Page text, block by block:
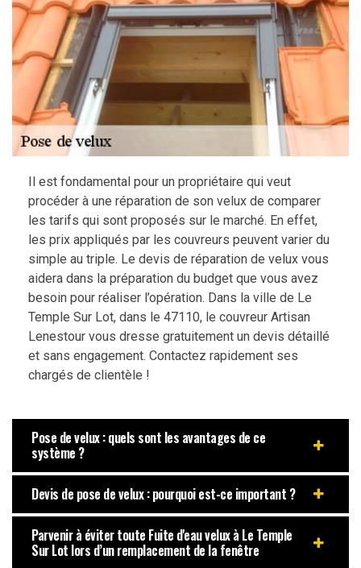
Il est fondamental pour un propriétaire qui veut
procéder à une réparation de son velux de comparer
les tarifs qui sont proposés sur le marché. En effet,
les prix appliqués par les couvreurs peuvent varier du
simple au triple. Le devis de réparation de velux vous
aidera dans la préparation du budget que vous avez
besoin pour réaliser l’opération. Dans la ville de Le
Temple Sur Lot, dans le 47110, le couvreur Artisan
Lenestour vous dresse gratuitement un devis détaillé
et sans engagement. Contactez rapidement ses
chargés de clientèle !
Pose de velux : quels sont les avantages de ce
système ?
Devis de pose de velux : pourquoi est-ce important ?
Parvenir à éviter toute Fuite d'eau velux à Le Temple
Sur Lot lors d’un remplacement de la fenêtre